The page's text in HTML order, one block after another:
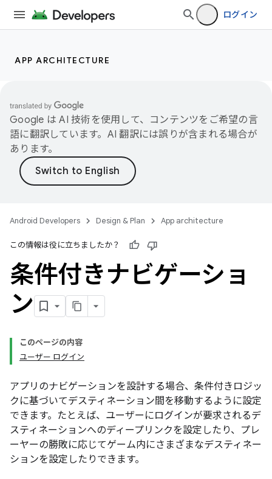
ログイン
APP ARCHITECTURE
Google は AI 技術を使用して、コンテンツをご希望の言
語に翻訳しています。AI 翻訳には誤りが含まれる場合が
あります。
Android Developers Design & Plan App architecture
この情報は役に立ちましたか？
条件付きナビゲーショ
ン
このページの内容
ユーザー ログイン
アプリのナビゲーションを設計する場合、条件付きロジッ
クに基づいてデスティネーション間を移動するように設定
できます。たとえば、ユーザーにログインが要求されるデ
スティネーションへのディープリンクを設定したり、プレ
ーヤーの勝敗に応じてゲーム内にさまざまなデスティネー
ションを設定したりできます。